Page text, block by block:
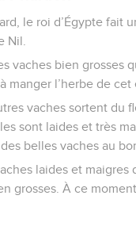
le roi d’Égypte fait
Nil.
vaches bien grosses
manger l’herbe de cet
vaches sortent du
sont laides et très
belles vaches au
laides et maigres
grosses. À ce